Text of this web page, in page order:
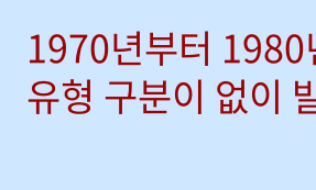
1970년부터 1980
유형 구분이 없이